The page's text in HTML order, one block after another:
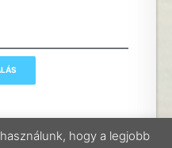
hogy a legjobb